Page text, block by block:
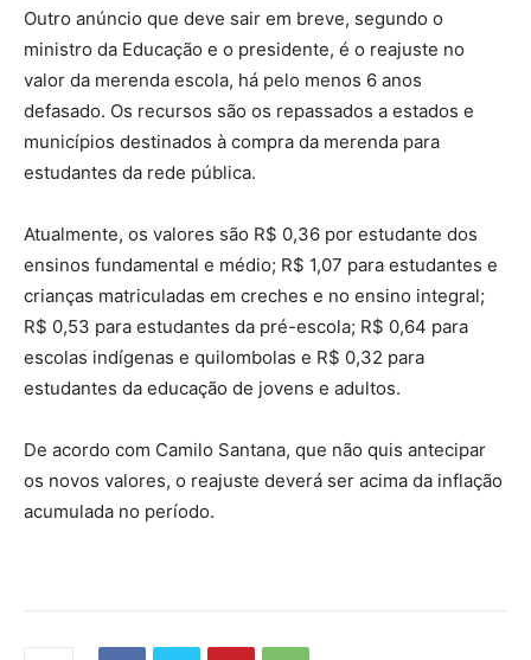
Outro anúncio que deve sair em breve, segundo o
ministro da Educação e o presidente, é o reajuste no
valor da merenda escola, há pelo menos 6 anos
defasado. Os recursos são os repassados a estados e
municípios destinados à compra da merenda para
estudantes da rede pública.
Atualmente, os valores são R$ 0,36 por estudante dos
ensinos fundamental e médio; R$ 1,07 para estudantes e
crianças matriculadas em creches e no ensino integral;
R$ 0,53 para estudantes da pré-escola; R$ 0,64 para
escolas indígenas e quilombolas e R$ 0,32 para
estudantes da educação de jovens e adultos.
De acordo com Camilo Santana, que não quis antecipar
os novos valores, o reajuste deverá ser acima da inflação
acumulada no período.